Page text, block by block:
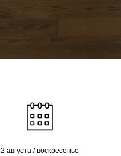
2 августа / воскресенье